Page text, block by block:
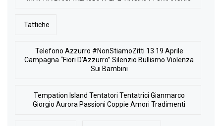
Tattiche
Telefono Azzurro #NonStiamoZitti 13 19 Aprile
Campagna “Fiori D’Azzurro” Silenzio Bullismo Violenza
Sui Bambini
Tempation Island Tentatori Tentatrici Gianmarco
Giorgio Aurora Passioni Coppie Amori Tradimenti